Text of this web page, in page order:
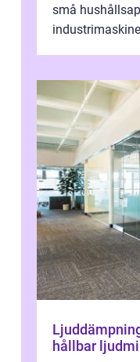
små
Ljuddämpning grunden för en frisk
hållbar